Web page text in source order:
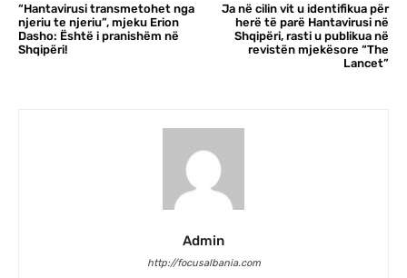
“Hantavirusi transmetohet nga
njeriu te njeriu”, mjeku Erion
Dasho: Është i pranishëm në
Shqipëri!
Ja në cilin vit u identifikua për
herë të parë Hantavirusi në
Shqipëri, rasti u publikua në
revistën mjekësore “The
Lancet”
Admin
http://focusalbania.com